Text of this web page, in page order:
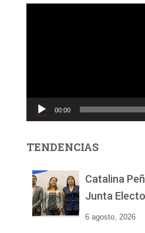
c
d
00:00
TENDENCIAS
Catalina
Junta
6 agosto, 2026